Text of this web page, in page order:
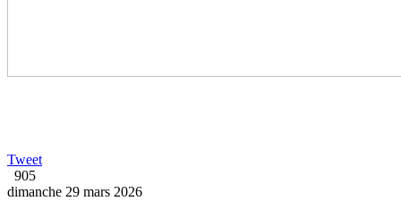
Tweet
905
dimanche 29 mars 2026